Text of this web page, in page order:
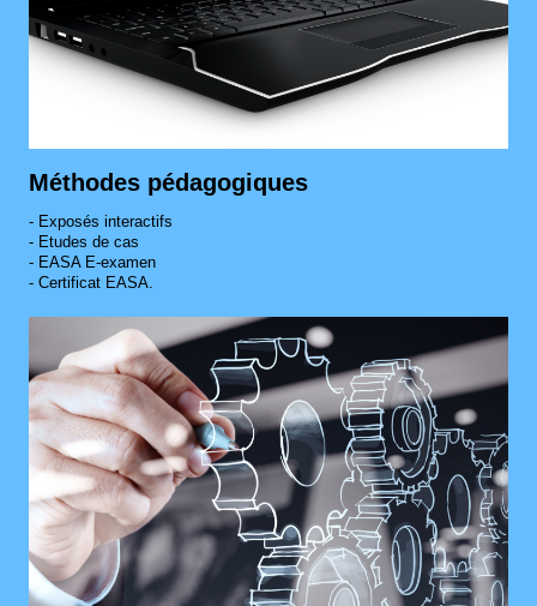
Méthodes pédagogiques
- Exposés interactifs
- Etudes de cas
- EASA E-examen
- Certificat EASA.